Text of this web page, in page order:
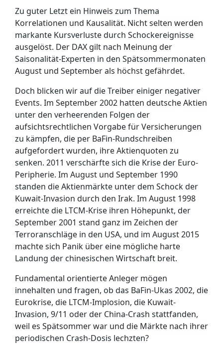
Zu guter Letzt ein Hinweis zum Thema
Korrelationen und Kausalität. Nicht selten werden
markante Kursverluste durch Schockereignisse
ausgelöst. Der DAX gilt nach Meinung der
Saisonalität-Experten in den Spätsommermonaten
August und September als höchst gefährdet.
Doch blicken wir auf die Treiber einiger negativer
Events. Im September 2002 hatten deutsche Aktien
unter den verheerenden Folgen der
aufsichtsrechtlichen Vorgabe für Versicherungen
zu kämpfen, die per BaFin-Rundschreiben
aufgefordert wurden, ihre Aktienquoten zu
senken. 2011 verschärfte sich die Krise der Euro-
Peripherie. Im August und September 1990
standen die Aktienmärkte unter dem Schock der
Kuwait-Invasion durch den Irak. Im August 1998
erreichte die LTCM-Krise ihren Höhepunkt, der
September 2001 stand ganz im Zeichen der
Terroranschläge in den USA, und im August 2015
machte sich Panik über eine mögliche harte
Landung der chinesischen Wirtschaft breit.
Fundamental orientierte Anleger mögen
innehalten und fragen, ob das BaFin-Ukas 2002, die
Eurokrise, die LTCM-Implosion, die Kuwait-
Invasion, 9/11 oder der China-Crash stattfanden,
weil es Spätsommer war und die Märkte nach ihrer
periodischen Crash-Dosis lechzten?